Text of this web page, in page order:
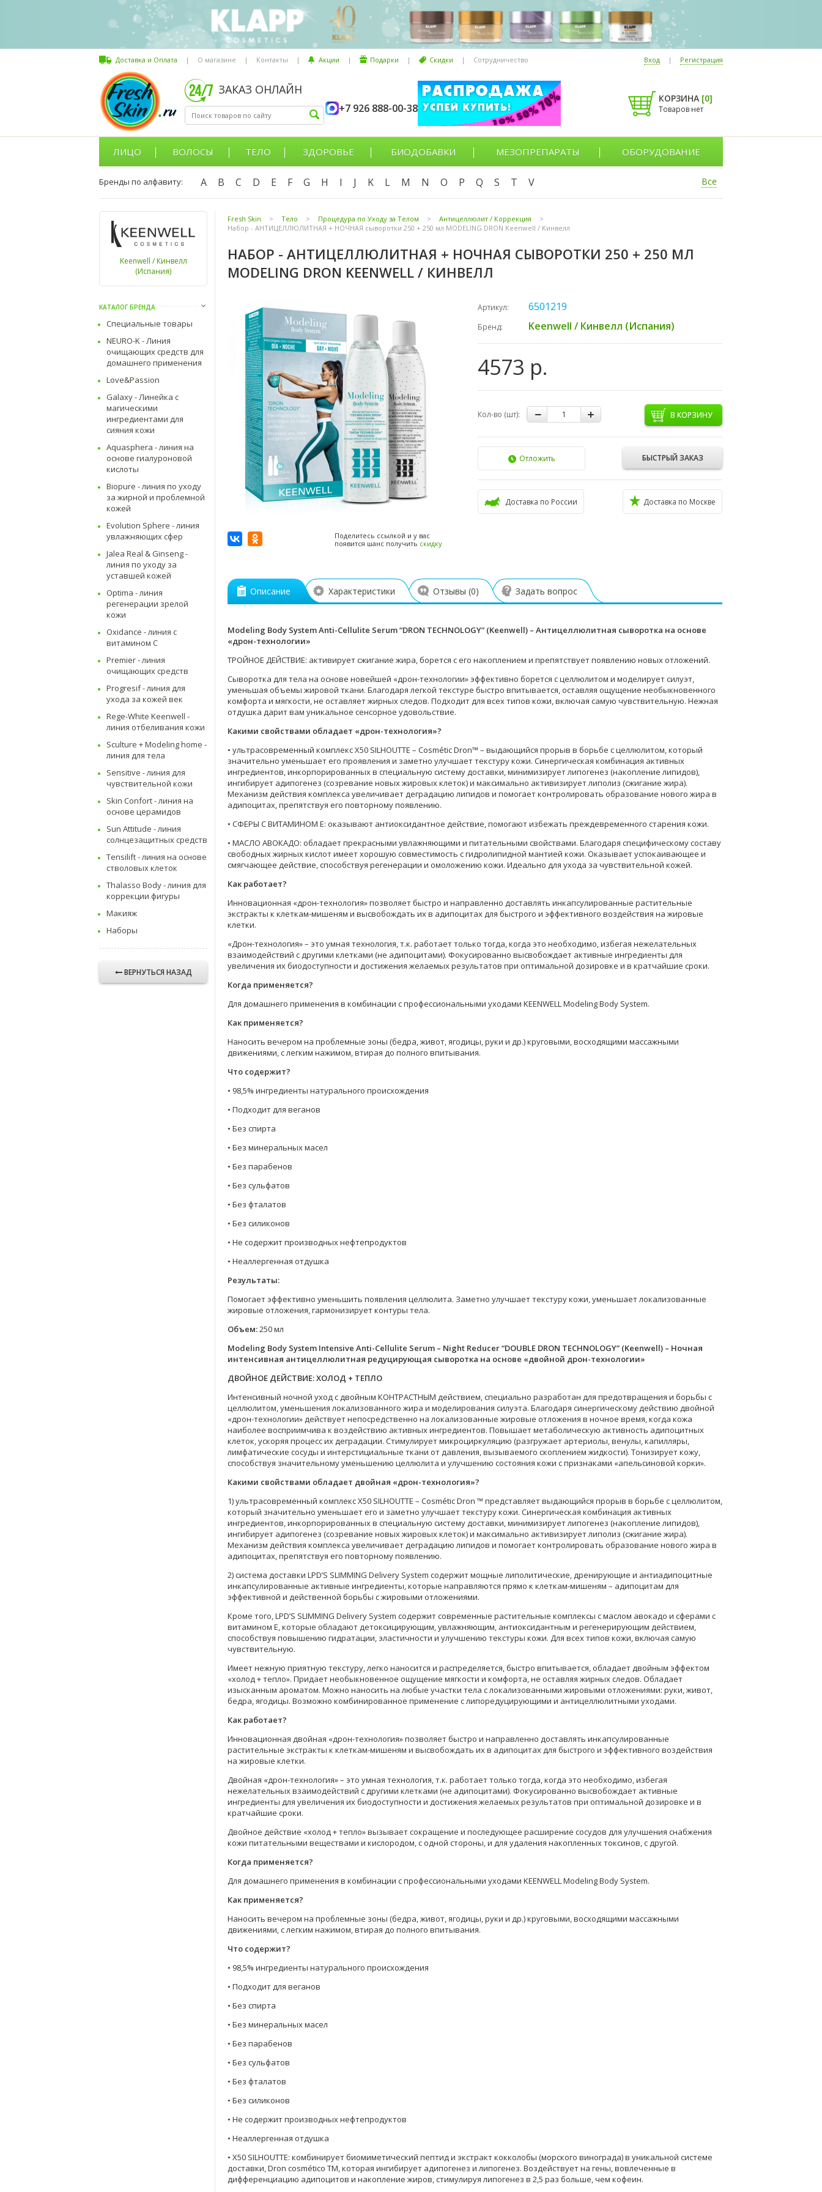
Доставка и Оплата | О магазине | Контакты | Акции | Подарки | Скидки | Сотрудничество Вход | Регистрация
ЗАКАЗ ОНЛАЙН
+7 926 888-00-38
КОРЗИНА [0]
Товаров нет
ЛИЦО ВОЛОСЫ ТЕЛО ЗДОРОВЬЕ БИОДОБАВКИ МЕЗОПРЕПАРАТЫ ОБОРУДОВАНИЕ
Бренды по алфавиту: A B C D E F G H I J K L M N O P Q S T V Все
Keenwell / Кинвелл
(Испания)
КАТАЛОГ БРЕНДА
Специальные товары
NEURO-K - Линия
очищающих средств для
домашнего применения
Love&Passion
Galaxy - Линейка с
магическими
ингредиентами для
сияния кожи
Aquasphera - линия на
основе гиалуроновой
кислоты
Biopure - линия по уходу
за жирной и проблемной
кожей
Evolution Sphere - линия
увлажняющих сфер
Jalea Real & Ginseng -
линия по уходу за
уставшей кожей
Optima - линия
регенерации зрелой
кожи
Oxidance - линия с
витамином C
Premier - линия
очищающих средств
Progresif - линия для
ухода за кожей век
Rege-White Keenwell -
линия отбеливания кожи
Sculture + Modeling home -
линия для тела
Sensitive - линия для
чувствительной кожи
Skin Confort - линия на
основе церамидов
Sun Attitude - линия
солнцезащитных средств
Tensilift - линия на основе
стволовых клеток
Thalasso Body - линия для
коррекции фигуры
Макияж
Наборы
ВЕРНУТЬСЯ НАЗАД
Fresh Skin > Тело > Процедура по Уходу за Телом > Антицеллюлит / Коррекция
>
Набор - АНТИЦЕЛЛЮЛИТНАЯ + НОЧНАЯ сыворотки 250 + 250 мл MODELING DRON Keenwell / Кинвелл
НАБОР - АНТИЦЕЛЛЮЛИТНАЯ + НОЧНАЯ СЫВОРОТКИ 250 + 250 МЛ
MODELING DRON KEENWELL / КИНВЕЛЛ
Поделитесь ссылкой и у вас
появится шанс получить скидку
Артикул: 6501219
Бренд: Keenwell / Кинвелл (Испания)
4573 р.
Кол-во (шт): В КОРЗИНУ
БЫСТРЫЙ ЗАКАЗ
Отложить
Доставка по России Доставка по Москве
Описание Характеристики Отзывы (0) Задать вопрос
Modeling Body System Anti-Cellulite Serum “DRON TECHNOLOGY” (Keenwell) – Антицеллюлитная сыворотка на основе
«дрон-технологии»
ТРОЙНОЕ ДЕЙСТВИЕ: активирует сжигание жира, борется с его накоплением и препятствует появлению новых отложений.
Сыворотка для тела на основе новейшей «дрон-технологии» эффективно борется с целлюлитом и моделирует силуэт,
уменьшая объемы жировой ткани. Благодаря легкой текстуре быстро впитывается, оставляя ощущение необыкновенного
комфорта и мягкости, не оставляет жирных следов. Подходит для всех типов кожи, включая самую чувствительную. Нежная
отдушка дарит вам уникальное сенсорное удовольствие.
Какими свойствами обладает «дрон-технология»?
• ультрасовременный комплекс X50 SILHOUTTE – Cosmétic Dron™ – выдающийся прорыв в борьбе с целлюлитом, который
значительно уменьшает его проявления и заметно улучшает текстуру кожи. Синергическая комбинация активных
ингредиентов, инкорпорированных в специальную систему доставки, минимизирует липогенез (накопление липидов),
ингибирует адипогенез (созревание новых жировых клеток) и максимально активизирует липолиз (сжигание жира).
Механизм действия комплекса увеличивает деградацию липидов и помогает контролировать образование нового жира в
адипоцитах, препятствуя его повторному появлению.
• СФЕРЫ С ВИТАМИНОМ E: оказывают антиоксидантное действие, помогают избежать преждевременного старения кожи.
• МАСЛО АВОКАДО: обладает прекрасными увлажняющими и питательными свойствами. Благодаря специфическому составу
свободных жирных кислот имеет хорошую совместимость с гидролипидной мантией кожи. Оказывает успокаивающее и
смягчающее действие, способствуя регенерации и омоложению кожи. Идеально для ухода за чувствительной кожей.
Как работает?
Инновационная «дрон-технология» позволяет быстро и направленно доставлять инкапсулированные растительные
экстракты к клеткам-мишеням и высвобождать их в адипоцитах для быстрого и эффективного воздействия на жировые
клетки.
«Дрон-технология» – это умная технология, т.к. работает только тогда, когда это необходимо, избегая нежелательных
взаимодействий с другими клетками (не адипоцитами). Фокусированно высвобождает активные ингредиенты для
увеличения их биодоступности и достижения желаемых результатов при оптимальной дозировке и в кратчайшие сроки.
Когда применяется?
Для домашнего применения в комбинации с профессиональными уходами KEENWELL Modeling Body System.
Как применяется?
Наносить вечером на проблемные зоны (бедра, живот, ягодицы, руки и др.) круговыми, восходящими массажными
движениями, с легким нажимом, втирая до полного впитывания.
Что содержит?
• 98,5% ингредиенты натурального происхождения
• Подходит для веганов
• Без спирта
• Без минеральных масел
• Без парабенов
• Без сульфатов
• Без фталатов
• Без силиконов
• Не содержит производных нефтепродуктов
• Неаллергенная отдушка
Результаты:
Помогает эффективно уменьшить появления целлюлита. Заметно улучшает текстуру кожи, уменьшает локализованные
жировые отложения, гармонизирует контуры тела.
Объем:250 мл
Modeling Body System Intensive Anti-Cellulite Serum – Night Reducer “DOUBLE DRON TECHNOLOGY” (Keenwell) – Ночная
интенсивная антицеллюлитная редуцирующая сыворотка на основе «двойной дрон-технологии»
ДВОЙНОЕ ДЕЙСТВИЕ: ХОЛОД + ТЕПЛО
Интенсивный ночной уход с двойным КОНТРАСТНЫМ действием, специально разработан для предотвращения и борьбы с
целлюлитом, уменьшения локализованного жира и моделирования силуэта. Благодаря синергическому действию двойной
«дрон-технологии» действует непосредственно на локализованные жировые отложения в ночное время, когда кожа
наиболее восприимчива к воздействию активных ингредиентов. Повышает метаболическую активность адипоцитных
клеток, ускоряя процесс их деградации. Стимулирует микроциркуляцию (разгружает артериолы, венулы, капилляры,
лимфатические сосуды и интерстициальные ткани от давления, вызываемого скоплением жидкости). Тонизирует кожу,
способствуя значительному уменьшению целлюлита и улучшению состояния кожи с признаками «апельсиновой корки».
Какими свойствами обладает двойная «дрон-технология»?
1) ультрасовременный комплекс X50 SILHOUTTE – Cosmétic Dron ™ представляет выдающийся прорыв в борьбе с целлюлитом,
который значительно уменьшает его и заметно улучшает текстуру кожи. Синергическая комбинация активных
ингредиентов, инкорпорированных в специальную систему доставки, минимизирует липогенез (накопление липидов),
ингибирует адипогенез (созревание новых жировых клеток) и максимально активизирует липолиз (сжигание жира).
Механизм действия комплекса увеличивает деградацию липидов и помогает контролировать образование нового жира в
адипоцитах, препятствуя его повторному появлению.
2) система доставки LPD’S SLIMMING Delivery System содержит мощные липолитические, дренирующие и антиадипоцитные
инкапсулированные активные ингредиенты, которые направляются прямо к клеткам-мишеням – адипоцитам для
эффективной и действенной борьбы с жировыми отложениями.
Кроме того, LPD’S SLIMMING Delivery System содержит современные растительные комплексы с маслом авокадо и сферами с
витамином Е, которые обладают детоксицирующим, увлажняющим, антиоксидантным и регенерирующим действием,
способствуя повышению гидратации, эластичности и улучшению текстуры кожи. Для всех типов кожи, включая самую
чувствительную.
Имеет нежную приятную текстуру, легко наносится и распределяется, быстро впитывается, обладает двойным эффектом
«холод + тепло». Придает необыкновенное ощущение мягкости и комфорта, не оставляя жирных следов. Обладает
изысканным ароматом. Можно наносить на любые участки тела с локализованными жировыми отложениями: руки, живот,
бедра, ягодицы. Возможно комбинированное применение с липоредуцирующими и антицеллюлитными уходами.
Как работает?
Инновационная двойная «дрон-технология» позволяет быстро и направленно доставлять инкапсулированные
растительные экстракты к клеткам-мишеням и высвобождать их в адипоцитах для быстрого и эффективного воздействия
на жировые клетки.
Двойная «дрон-технология» – это умная технология, т.к. работает только тогда, когда это необходимо, избегая
нежелательных взаимодействий с другими клетками (не адипоцитами). Фокусированно высвобождает активные
ингредиенты для увеличения их биодоступности и достижения желаемых результатов при оптимальной дозировке и в
кратчайшие сроки.
Двойное действие «холод + тепло» вызывает сокращение и последующее расширение сосудов для улучшения снабжения
кожи питательными веществами и кислородом, с одной стороны, и для удаления накопленных токсинов, с другой.
Когда применяется?
Для домашнего применения в комбинации с профессиональными уходами KEENWELL Modeling Body System.
Как применяется?
Наносить вечером на проблемные зоны (бедра, живот, ягодицы, руки и др.) круговыми, восходящими массажными
движениями, с легким нажимом, втирая до полного впитывания.
Что содержит?
• 98,5% ингредиенты натурального происхождения
• Подходит для веганов
• Без спирта
• Без минеральных масел
• Без парабенов
• Без сульфатов
• Без фталатов
• Без силиконов
• Не содержит производных нефтепродуктов
• Неаллергенная отдушка
• X50 SILHOUTTE: комбинирует биомиметический пептид и экстракт кокколобы (морского винограда) в уникальной системе
доставки, Dron cosmético TM, которая ингибирует адипогенез и липогенез. Воздействует на гены, вовлеченные в
дифференциацию адипоцитов и накопление жиров, стимулируя липогенез в 2,5 раз больше, чем кофеин.